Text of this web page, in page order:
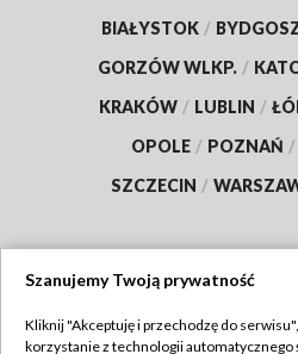
BIAŁYSTOK /
GORZÓW WLKP. /
KRAKÓW / LUBLIN /
OPOLE / POZNAŃ /
SZCZECIN /
Szanujemy Twoją prywatność
Kliknij "Akceptuję i przechodzę do
korzystanie z technologii automatycznego